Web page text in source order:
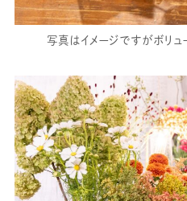
写真はイメージですがボリュ